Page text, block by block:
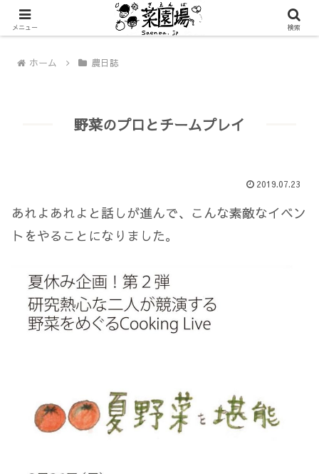
ホーム 農日誌
野菜のプロとチームプレイ
2019.07.23
あれよあれよと話しが進んで、こんな素敵なイベン
トをやることになりました。
メニュー 検索